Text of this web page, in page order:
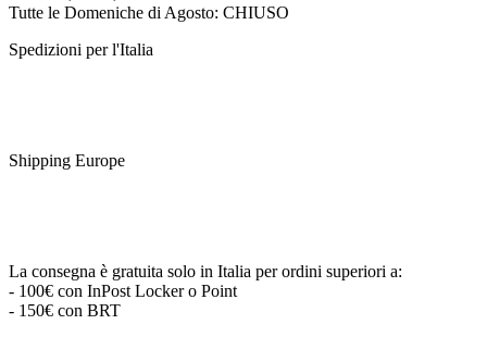
Tutte le Domeniche di Agosto: CHIUSO
Spedizioni per l'Italia
Shipping Europe
La consegna è gratuita solo in Italia per ordini superiori a:
- 100€ con InPost Locker o Point
- 150€ con BRT